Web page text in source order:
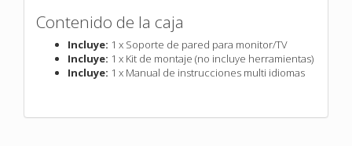
Contenido de la caja
Incluye: 1 x Soporte de pared para monitor/TV
Incluye: 1 x Kit de montaje (no incluye herramientas)
Incluye: 1 x Manual de instrucciones multi idiomas